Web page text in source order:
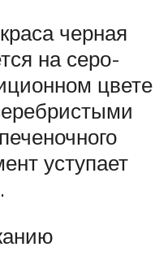
черная
на серо-
цвете
уступает